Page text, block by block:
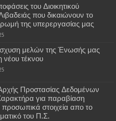
του Διοικητικού
που δικαιώνουν το
της υπερεργασίας μας
μελών της Ένωσής μας
νέου τέκνου
Προστασίας Δεδομένων
για παραβίαση
στοιχεία απο το
του Π.Σ.